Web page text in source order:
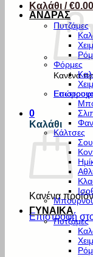
Καλάθι /€0.00
Κανένα
0
Καλάθι
Κανένα
Επιστροφή
ΑΝΔΡΑΣ
Πυτζάμες
Φόρμες
Κάλτσες
ΓΥΝΑΙΚΑ
Πυτζάμες